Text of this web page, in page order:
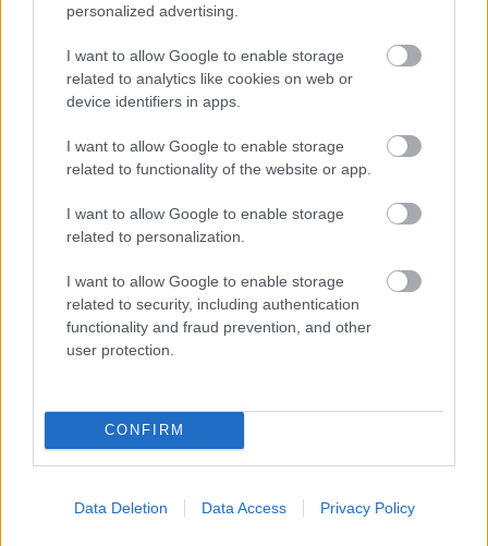
personalized advertising.
I want to allow Google to enable storage
related to analytics like cookies on web or
device identifiers in apps.
I want to allow Google to enable storage
related to functionality of the website or app.
I want to allow Google to enable storage
related to personalization.
I want to allow Google to enable storage
related to security, including authentication
functionality and fraud prevention, and other
user protection.
CONFIRM
Data Deletion Data Access Privacy Policy
Lakisääteinen kirjanpito
Liiketoiminnan kehittämispalvelut (esim.
verosuunnittelu)
Maksatuspalvelut
Myyntilaskuihin liittyvät palvelut
Ostolaskuihin liittyvät palvelut
Palkkahallinnon palvelut
Sisäinen laskenta
Talouskonsultointi (esim. tunnuslukujen
tulkitseminen, budjetointi ja ennusteet)
Talouspäällikköpalvelut
Ulkoinen laskenta
perustamispalvelut)
YHTEYSTIEDOT